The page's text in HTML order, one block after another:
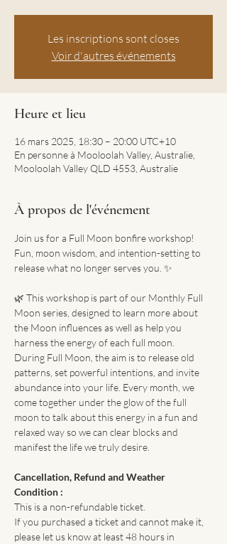
Les inscriptions sont closes
Voir d'autres événements
Heure et lieu
16 mars 2025, 18:30 – 20:00 UTC+10
En personne à Mooloolah Valley, Australie,
Mooloolah Valley QLD 4553, Australie
À propos de l'événement
Join us for a Full Moon bonfire workshop!
Fun, moon wisdom, and intention-setting to
release what no longer serves you. ✨
🌿 This workshop is part of our Monthly Full
Moon series, designed to learn more about
the Moon influences as well as help you
harness the energy of each full moon.
During Full Moon, the aim is to release old
patterns, set powerful intentions, and invite
abundance into your life. Every month, we
come together under the glow of the full
moon to talk about this energy in a fun and
relaxed way so we can clear blocks and
manifest the life we truly desire.
Cancellation, Refund and Weather
Condition :
This is a non-refundable ticket.
If you purchased a ticket and cannot make it,
please let us know at least 48 hours in